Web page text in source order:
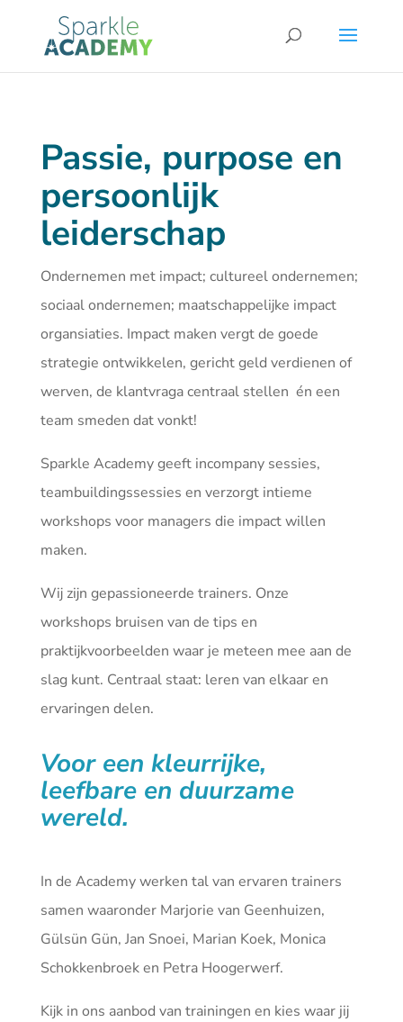
Passie, purpose en
persoonlijk
leiderschap
Ondernemen met impact; cultureel ondernemen;
sociaal ondernemen; maatschappelijke impact
organsiaties. Impact maken vergt de goede
strategie ontwikkelen, gericht geld verdienen of
werven, de klantvraga centraal stellen én een
team smeden dat vonkt!
Sparkle Academy geeft incompany sessies,
teambuildingssessies en verzorgt intieme
workshops voor managers die impact willen
maken.
Wij zijn gepassioneerde trainers. Onze
workshops bruisen van de tips en
praktijkvoorbeelden waar je meteen mee aan de
slag kunt. Centraal staat: leren van elkaar en
ervaringen delen.
Voor een kleurrijke,
leefbare en duurzame
wereld.
In de Academy werken tal van ervaren trainers
samen waaronder Marjorie van Geenhuizen,
Gülsün Gün, Jan Snoei, Marian Koek, Monica
Schokkenbroek en Petra Hoogerwerf.
Kijk in ons aanbod van trainingen en kies waar jij